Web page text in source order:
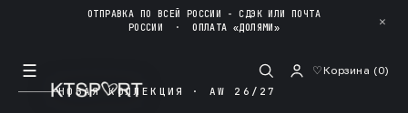
ОТПРАВКА ПО ВСЕЙ РОССИИ - СДЭК ИЛИ ПОЧТА
РОССИИ ·ОПЛАТА «ДОЛЯМИ» ✕
☰ ♡Корзина (0)
НОВАЯ КОЛЛЕКЦИЯ · AW 26/27